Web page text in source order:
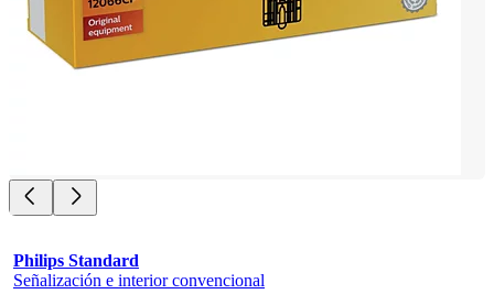
Philips Standard
Señalización e interior convencional